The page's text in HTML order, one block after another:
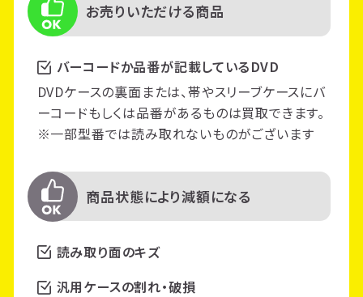
お売りいただける商品
バーコードか品番が記載しているDVD
DVDケースの裏面または、帯やスリーブケースにバ
ーコードもしくは品番があるものは買取できます。
※一部型番では読み取れないものがございます
商品状態により減額になる
読み取り面のキズ
汎用ケースの割れ・破損